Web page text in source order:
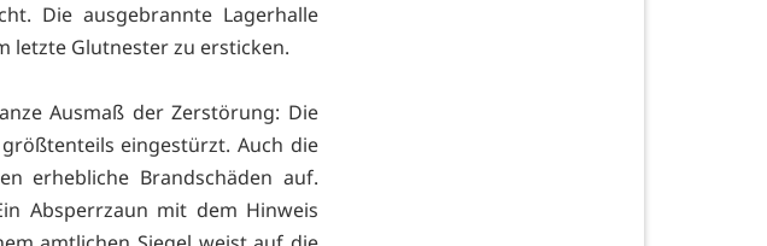
Die ausgebrannte Lagerhalle
letzte Glutnester zu ersticken.
Ausmaß der Zerstörung: Die
eingestürzt. Auch die
erhebliche Brandschäden auf.
Absperrzaun mit dem Hinweis